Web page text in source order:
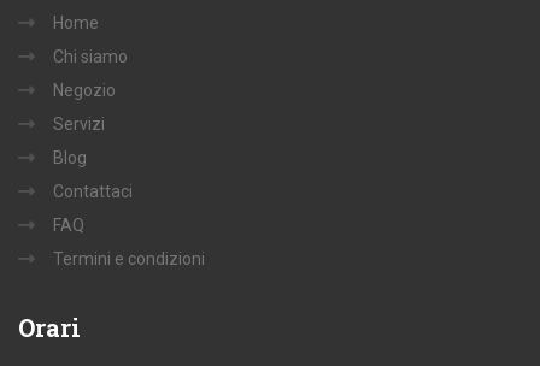
Home
Chi siamo
Negozio
Servizi
Blog
Contattaci
FAQ
Termini e condizioni
Orari